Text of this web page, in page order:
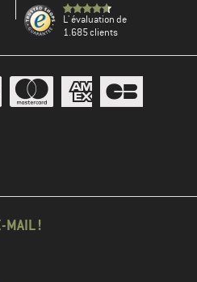
L' évaluation de
1.685 clients
MAIL !